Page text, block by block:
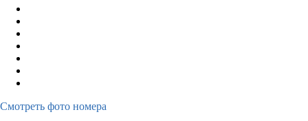
Смотреть фото номера